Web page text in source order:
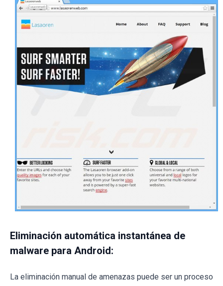
Eliminación automática instantánea de
malware para Android:
La eliminación manual de amenazas puede ser un proceso